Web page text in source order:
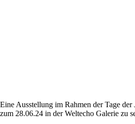
Eine Ausstellung im Rahmen der Tage
zum 28.06.24 in der Weltecho Galerie zu